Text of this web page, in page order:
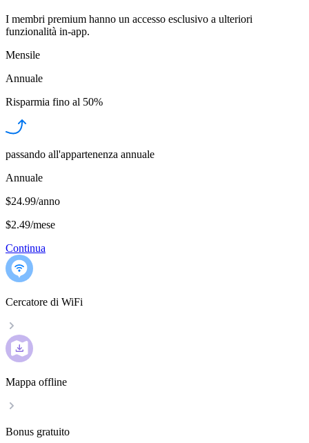
I membri premium hanno un accesso esclusivo a ulteriori
funzionalità in-app.
Mensile
Annuale
Risparmia fino al 50%
passando all'appartenenza annuale
Annuale
$24.99/anno
$2.49/mese
Continua
Cercatore di WiFi
Mappa offline
Bonus gratuito